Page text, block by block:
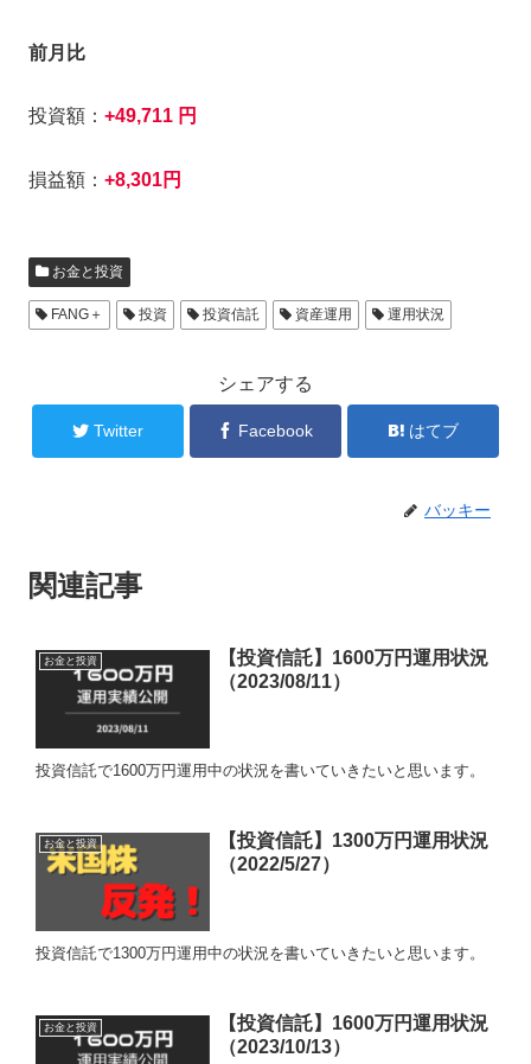
前月比
投資額： +49,711 円
損益額： +8,301円
お金と投資
FANG＋ 投資 投資信託 資産運用 運用状況
シェアする
Twitter Facebook はてブ
バッキー
関連記事
お金と投資
【投資信託】1600万円運用状況
（2023/08/11）
投資信託で1600万円運用中の状況を書いていきたいと思います。
お金と投資
【投資信託】1300万円運用状況
（2022/5/27）
投資信託で1300万円運用中の状況を書いていきたいと思います。
お金と投資
【投資信託】1600万円運用状況
（2023/10/13）